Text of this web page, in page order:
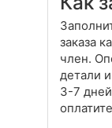
заказа
член.
детали
3-7